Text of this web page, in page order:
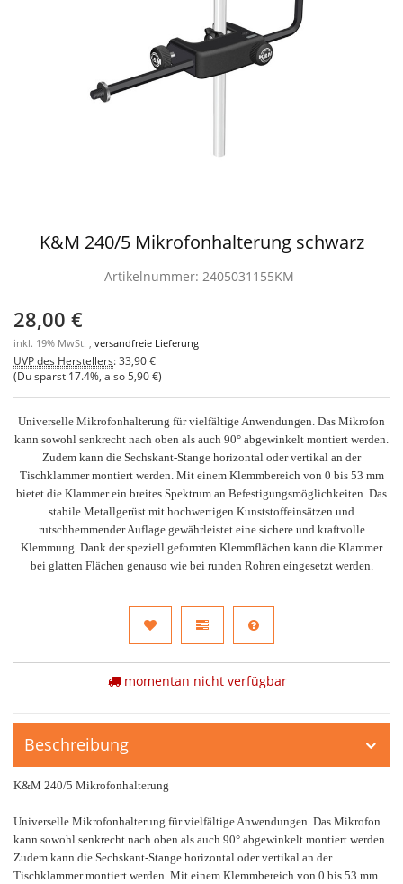
K&M 240/5 Mikrofonhalterung schwarz
Artikelnummer: 2405031155KM
28,00 €
inkl. 19% MwSt. , versandfreie Lieferung
UVP des Herstellers:33,90 €
(Du sparst 17.4% , also 5,90 €)
Universelle Mikrofonhalterung für vielfältige Anwendungen. Das Mikrofon
kann sowohl senkrecht nach oben als auch 90° abgewinkelt montiert werden.
Zudem kann die Sechskant-Stange horizontal oder vertikal an der
Tischklammer montiert werden. Mit einem Klemmbereich von 0 bis 53 mm
bietet die Klammer ein breites Spektrum an Befestigungsmöglichkeiten. Das
stabile Metallgerüst mit hochwertigen Kunststoffeinsätzen und
rutschhemmender Auflage gewährleistet eine sichere und kraftvolle
Klemmung. Dank der speziell geformten Klemmflächen kann die Klammer
bei glatten Flächen genauso wie bei runden Rohren eingesetzt werden.
momentan nicht verfügbar
Beschreibung
K&M 240/5 Mikrofonhalterung
Universelle Mikrofonhalterung für vielfältige Anwendungen. Das Mikrofon
kann sowohl senkrecht nach oben als auch 90° abgewinkelt montiert werden.
Zudem kann die Sechskant-Stange horizontal oder vertikal an der
Tischklammer montiert werden. Mit einem Klemmbereich von 0 bis 53 mm